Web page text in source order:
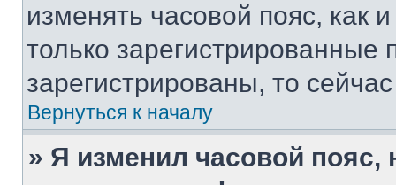
изменять часовой пояс, как
только
зарегистрированы, то
Вернуться к началу
» Я изменил часовой пояс,